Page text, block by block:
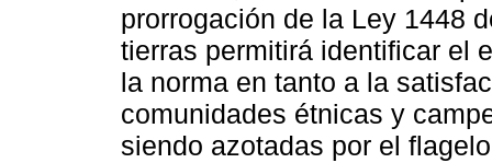
prorrogación de la Ley 1448
tierras permitirá identificar el
la norma en tanto a la
comunidades étnicas y
siendo azotadas por el